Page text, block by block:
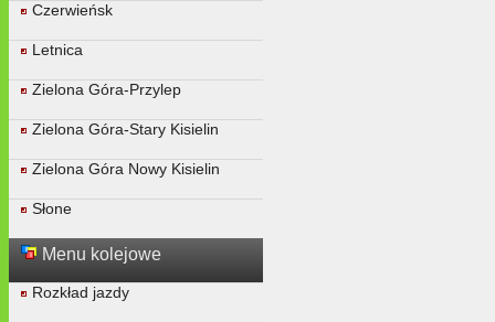
Czerwieńsk
Letnica
Zielona Góra-Przylep
Zielona Góra-Stary Kisielin
Zielona Góra Nowy Kisielin
Słone
Menu kolejowe
Rozkład jazdy